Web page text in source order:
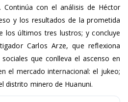
Continúa con el análisis de Héctor
y los resultados de la prometida
los últimos tres lustros; y concluye
Carlos Arze, que reflexiona
que conlleva el ascenso en
el mercado internacional: el jukeo;
distrito minero de Huanuni.